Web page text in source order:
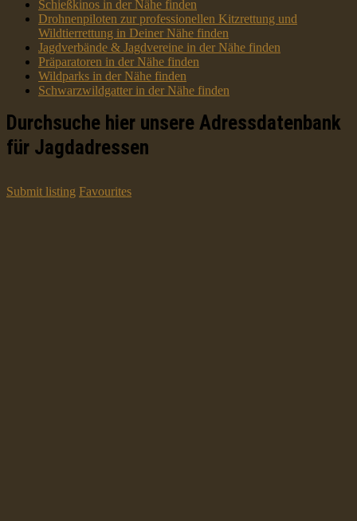
Schießkinos in der Nähe finden
Drohnenpiloten zur professionellen Kitzrettung und
Wildtierrettung in Deiner Nähe finden
Jagdverbände & Jagdvereine in der Nähe finden
Präparatoren in der Nähe finden
Wildparks in der Nähe finden
Schwarzwildgatter in der Nähe finden
Durchsuche hier unsere Adressdatenbank
für Jagdadressen
Submit listing Favourites